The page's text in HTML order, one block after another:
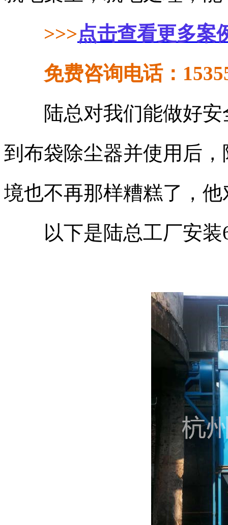
>>>点击查看更多案
免费咨询电话：
陆总对我们能做好安
到布袋除尘器并使用后
境也不再那样糟糕了，
以下是陆总工厂安装